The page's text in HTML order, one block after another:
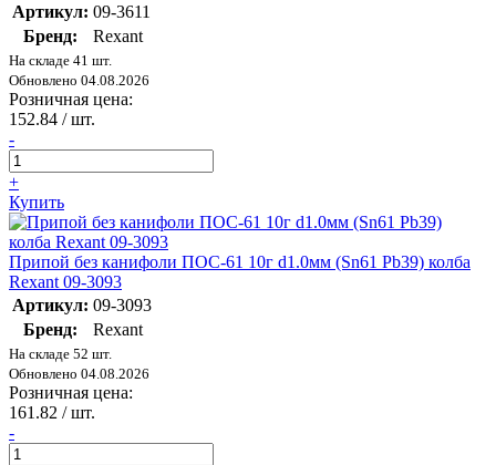
Артикул: 09-3611
Бренд:
Rexant
На складе 41 шт.
Обновлено 04.08.2026
Розничная цена:
152.84 / шт.
-
+
Купить
Припой без канифоли ПОС-61 10г d1.0мм (Sn61 Pb39) колба
Rexant 09-3093
Артикул: 09-3093
Бренд:
Rexant
На складе 52 шт.
Обновлено 04.08.2026
Розничная цена:
161.82 / шт.
-